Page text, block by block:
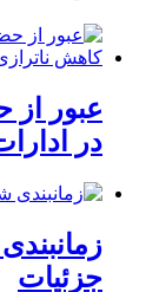
عبور از
در
جزئیات